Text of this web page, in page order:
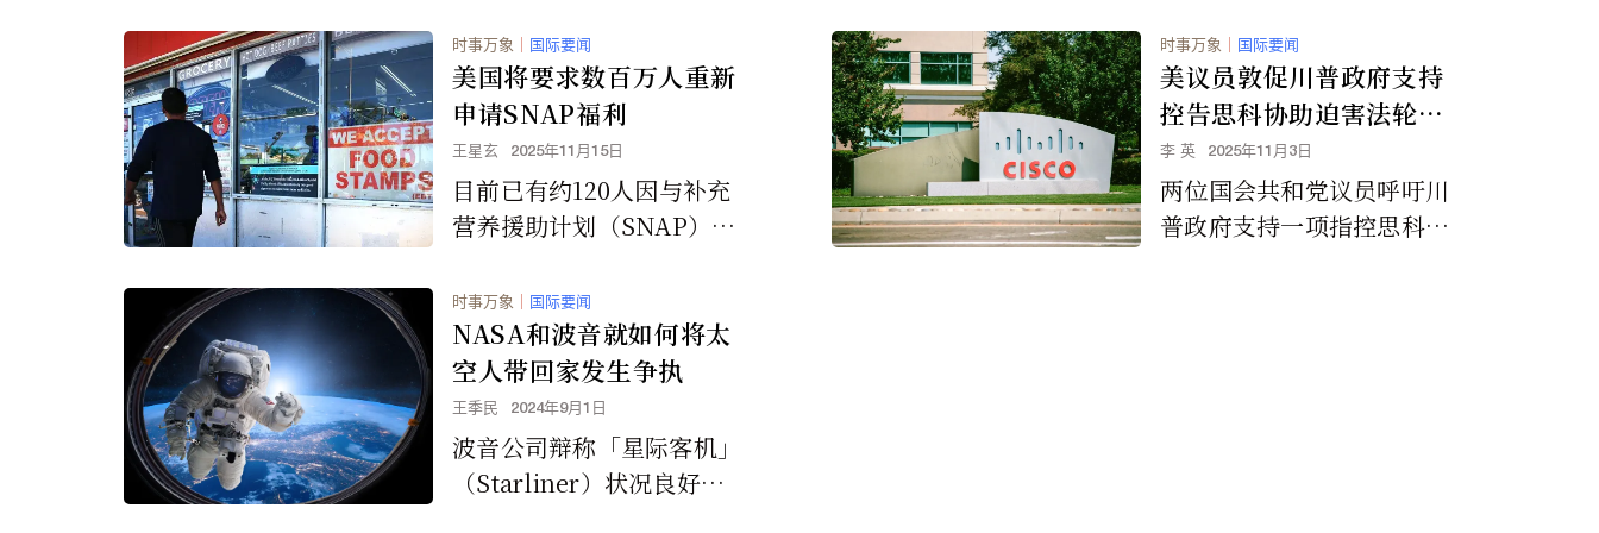
时事万象 ｜ 国际要闻
美国将要求数百万人重新
申请SNAP福利
王星玄 2025年11月15日
目前已有约120人因与补充
营养援助计划（SNAP）相
说，政府认为目前发现的只
是“冰山一角”。
时事万象 ｜ 国际要闻
美议员敦促川普政府支持
控告思科协助迫害法轮功
的诉讼
李 英 2025年11月3日
两位国会共和党议员呼吁川
普政府支持一项指控思科公
时事万象 ｜ 国际要闻
NASA和波音就如何将太
空人带回家发生争执
王季民 2024年9月1日
波音公司辩称「星际客机」
（Starliner）状况良好，